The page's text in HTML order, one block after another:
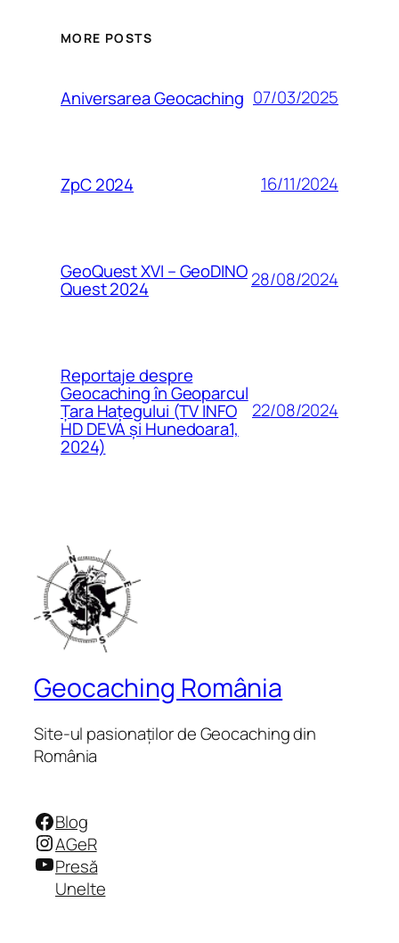
MORE POSTS
Aniversarea Geocaching 07/03/2025
ZpC 2024 16/11/2024
GeoQuest XVI – GeoDINO
Quest 2024 28/08/2024
Reportaje despre
Geocaching în Geoparcul
Țara Hațegului (TV INFO
HD DEVA și Hunedoara1,
2024)
22/08/2024
Geocaching România
Site-ul pasionaților de Geocaching din
România
Facebook
Instagram
YouTube
Blog
AGeR
Presă
Unelte